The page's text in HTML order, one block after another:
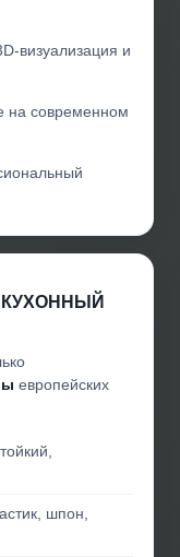
визуализация и
на современном
европейских
шпон,